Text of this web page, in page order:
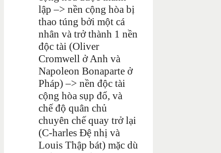
lập –> nền cộng hòa bị
thao túng bởi một cá
nhân và trở thành 1 nền
độc tài (Oliver
Cromwell ở Anh và
Napoleon Bonaparte ở
Pháp) –> nền độc tài
cộng hòa sụp đổ, và
chế độ quân chủ
chuyên chế quay trở lại
(C-harles Đệ nhị và
Louis Thập bát) mặc dù